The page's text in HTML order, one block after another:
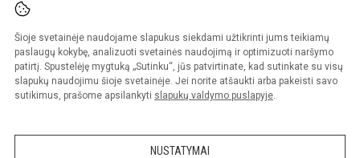
Šioje svetainėje naudojame slapukus siekdami užtikrinti jums teikiamų
paslaugų kokybę, analizuoti svetainės naudojimą ir optimizuoti naršymo
patirtį. Spustelėję mygtuką „Sutinku“, jūs patvirtinate, kad sutinkate su visų
slapukų naudojimu šioje svetainėje. Jei norite atšaukti arba pakeisti savo
sutikimus, prašome apsilankyti slapukų valdymo puslapyje.
NUSTATYMAI
© 2022. Vilniaus Radvilų gimnazija. Visos teisės saugomos.
Kopijuoti turinį be raštiško gimnazijos sutikimo griežtai draudžiama.
Prieinamumo paraiška Slapukų valdymas